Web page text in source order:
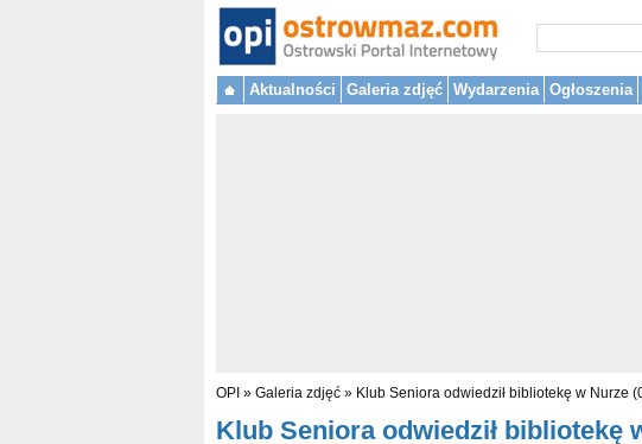
Aktualności Galeria zdjęć Wydarzenia Ogłoszenia
OPI » Galeria zdjęć » Klub Seniora odwiedził bibliotekę w Nurze
Klub Seniora odwiedził bibliotekę